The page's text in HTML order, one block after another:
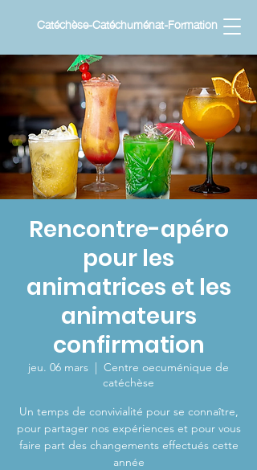
Catéchèse-Catéchuménat-Formation
Rencontre-apéro
pour les
animatrices et les
animateurs
confirmation
jeu. 06 mars
  |
Centre oecuménique de
catéchèse
Un temps de convivialité pour se connaître,
pour partager nos expériences et pour vous
faire part des changements effectués cette
année